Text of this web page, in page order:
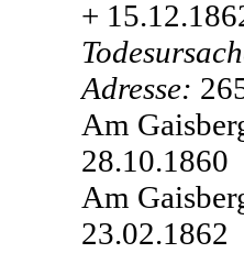
+
Adresse:
Am
28.10.1860
Am
23.02.1862